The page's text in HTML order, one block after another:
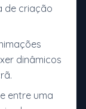
de criação
dinâmicos
entre uma